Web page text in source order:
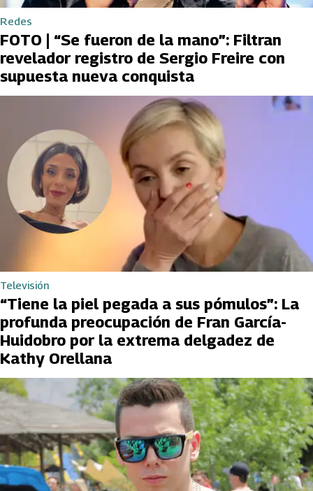
Redes
FOTO | “Se fueron de la mano”: Filtran
revelador registro de Sergio Freire con
supuesta nueva conquista
Televisión
“Tiene la piel pegada a sus pómulos”: La
profunda preocupación de Fran García-
Huidobro por la extrema delgadez de
Kathy Orellana